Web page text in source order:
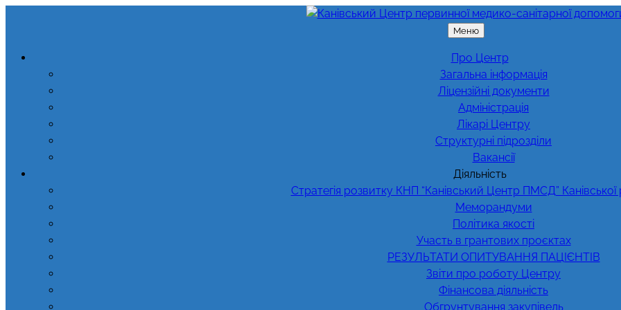
Меню
Про Центр
Загальна інформація
Ліцензійні документи
Адміністрація
Лікарі Центру
Структурні підрозділи
Вакансії
Діяльність
Стратегія розвитку КНП “Канівський Центр ПМСД”
Меморандуми
Політика якості
Участь в грантових проєктах
РЕЗУЛЬТАТИ ОПИТУВАННЯ ПАЦІЄНТІВ
Звіти про роботу Центру
Фінансова діяльність
Обгрунтування закупівель